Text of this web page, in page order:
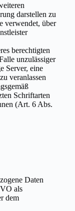
darstellen zu
verwendet, über
berechtigten
unzulässiger
Server, eine
veranlassen
Schriftarten
(Art. 6 Abs.
Daten
als
dem